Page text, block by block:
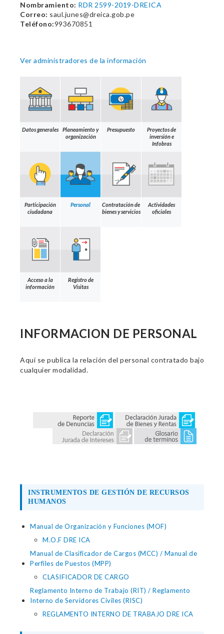
Nombramiento: RDR 2599-2019-DREICA
Correo: saul.junes@dreica.gob.pe
Teléfono:993670851
Ver administradores de la información
Datos generales
Planeamiento y
organización
Presupuesto
Proyectos de
inversión e
Infobras
Participación
ciudadana
Personal
Contratación de
bienes y servicios
Actividades
oficiales
Acceso a la
información
Registro de
Visitas
INFORMACION DE PERSONAL
Aquí se publica la relación del personal contratado bajo
cualquier modalidad.
INSTRUMENTOS DE GESTIÓN DE RECURSOS
HUMANOS
Manual de Organización y Funciones (MOF)
M.O.F DRE ICA
Manual de Clasificador de Cargos (MCC) / Manual de
Perfiles de Puestos (MPP)
CLASIFICADOR DE CARGO
Reglamento Interno de Trabajo (RIT) / Reglamento
Interno de Servidores Civiles (RISC)
REGLAMENTO INTERNO DE TRABAJO DRE ICA